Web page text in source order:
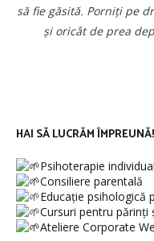
să fie găsită. Porniți pe
și oricât de prea
HAI SĂ LUCRĂM ÎMPREUNĂ!
Psihoterapie
Consiliere parentală
Educație psihologică
Cursuri pentru părinți
Ateliere Corporate